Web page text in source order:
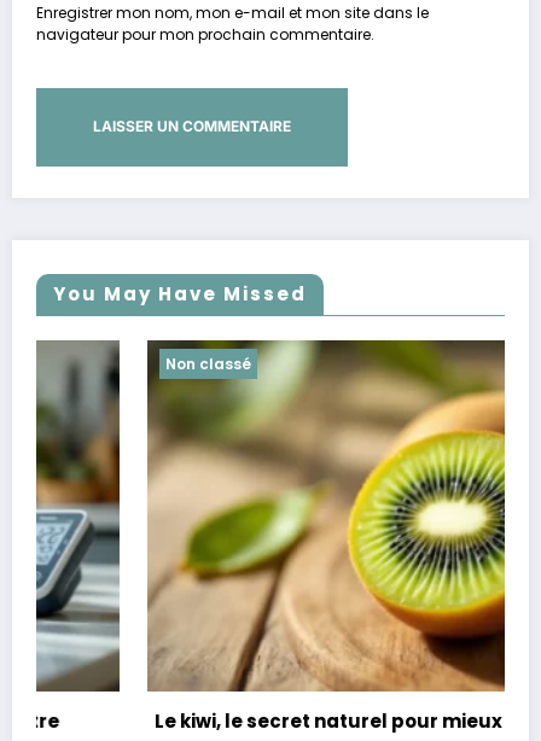
Enregistrer mon nom, mon e-mail et mon site dans le
navigateur pour mon prochain commentaire.
You May Have Missed
Non classé
Le kiwi, le secret naturel pour mieux dormir